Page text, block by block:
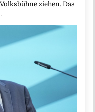
ziehen. Das